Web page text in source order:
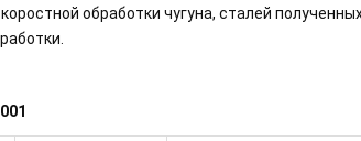
обработки чугуна, сталей